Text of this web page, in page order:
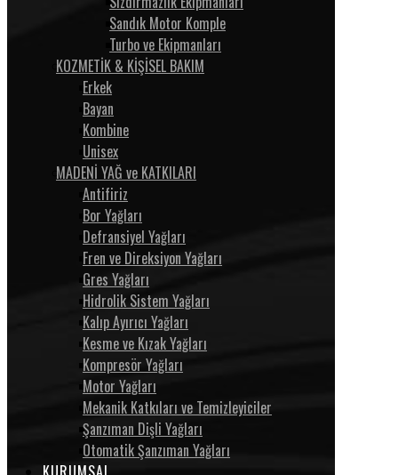
Sandık Motor Komple
Turbo ve Ekipmanları
KOZMETİK & KİŞİSEL BAKIM
Erkek
Bayan
Kombine
Unisex
MADENİ YAĞ ve KATKILARI
Antifiriz
Bor Yağları
Defransiyel Yağları
Fren ve Direksiyon Yağları
Gres Yağları
Hidrolik Sistem Yağları
Kalıp Ayırıcı Yağları
Kesme ve Kızak Yağları
Kompresör Yağları
Motor Yağları
Mekanik Katkıları ve Temizleyiciler
Şanzıman Dişli Yağları
Otomatik Şanzıman Yağları